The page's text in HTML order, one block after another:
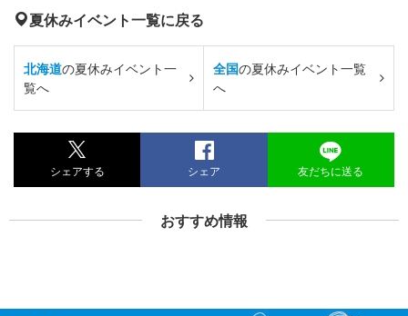
夏休みイベント一覧に戻る
北海道の夏休みイベント一
覧へ
全国の夏休みイベント一覧
へ
シェアする シェア 友だちに送る
おすすめ情報